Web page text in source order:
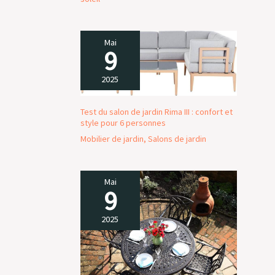
Mai
9
2025
Test du salon de jardin Rima III : confort et
style pour 6 personnes
Mobilier de jardin, Salons de jardin
Mai
9
2025